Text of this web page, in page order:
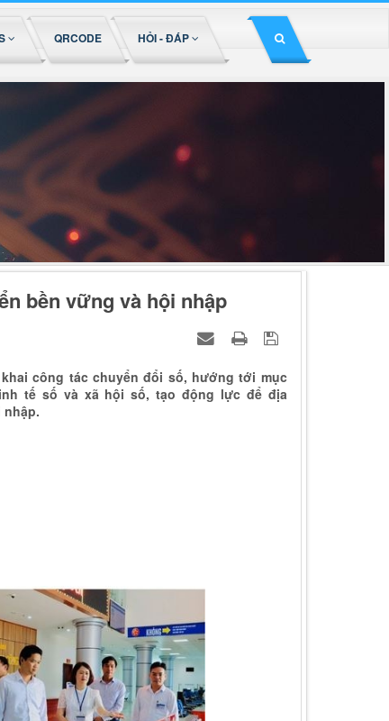
QRCODE HỎI - ĐÁP
bền vững và hội nhập
công tác chuyển đổi số, hướng tới mục
tế số và xã hội số, tạo động lực để địa